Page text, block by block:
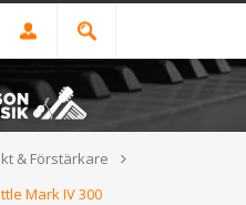
& Förstärkare
Mark IV 300